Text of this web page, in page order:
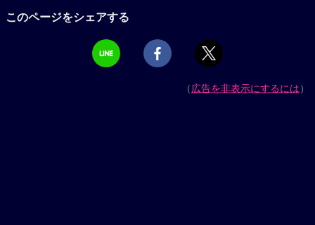
このページをシェアする
（広告を非表示にするには）